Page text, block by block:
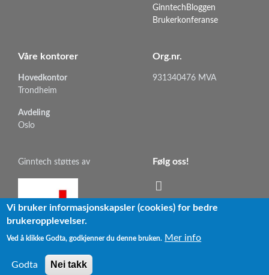
GinntechBloggen
Brukerkonferanse
Våre kontorer
Hovedkontor
Trondheim
Avdeling
Oslo
Org.nr.
931340476 MVA
Ginntech støttes av
Personvern og cookies
Følg oss!
Vi bruker informasjonskapsler (cookies) for bedre
brukeropplevelser.
Ved å klikke Godta, godkjenner du denne bruken. Mer info
Godta Nei takk